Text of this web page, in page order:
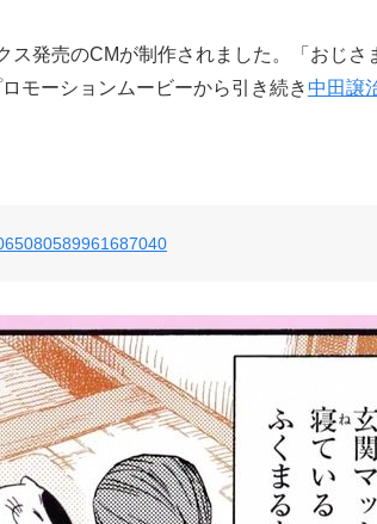
発売のCMが制作されました。「おじさ
モーションムービーから引き続き中田譲